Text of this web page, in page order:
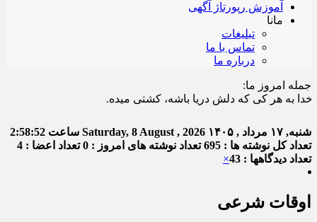
آموزش رپورتاژ آگهی
مانا
تبلیغات
تماس با ما
درباره ما
جمله امروز ما:
به هر کی که دلش دریا باشه، کشتی میده.
شنبه, ۱۷ مرداد , ۱۴۰۵ Saturday, 8 August , 2026 ساعت 2:58:53
تعداد کل نوشته ها : 695
تعداد نوشته های امروز : 0
تعداد اعضا : 4
تعداد دیدگاهها : 43
×
اوقات شرعی